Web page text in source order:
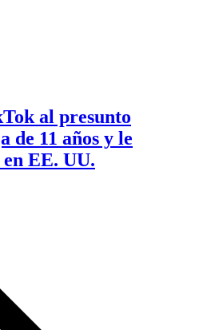
al presunto
de 11 años y le
en EE. UU.